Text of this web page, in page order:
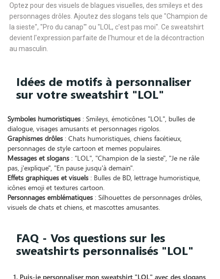
Optez pour des visuels de blagues visuelles, des smileys et des
personnages drôles. Ajoutez des slogans tels que "Champion de
la sieste", "Pro du canap'" ou "LOL, c'est pas moi". Ce sweatshirt
devient l'expression parfaite de l'humour et de la décontraction
au masculin.
Idées de motifs à personnaliser
sur votre sweatshirt "LOL"
Symboles humoristiques : Smileys, émoticônes "LOL", bulles de
dialogue, visages amusants et personnages rigolos.
Graphismes drôles : Chats humoristiques, chiens facétieux,
personnages de style cartoon et memes populaires.
Messages et slogans : "LOL", "Champion de la sieste", "Je ne râle
pas, j'explique", "En pause jusqu'à demain".
Effets graphiques et visuels : Bulles de BD, lettrage humoristique,
icônes emoji et textures cartoon.
Personnages emblématiques : Silhouettes de personnages drôles,
visuels de chats et chiens, et mascottes amusantes.
FAQ - Vos questions sur les
sweatshirts personnalisés "LOL"
1. Puis-je personnaliser mon sweatshirt "LOL" avec des slogans